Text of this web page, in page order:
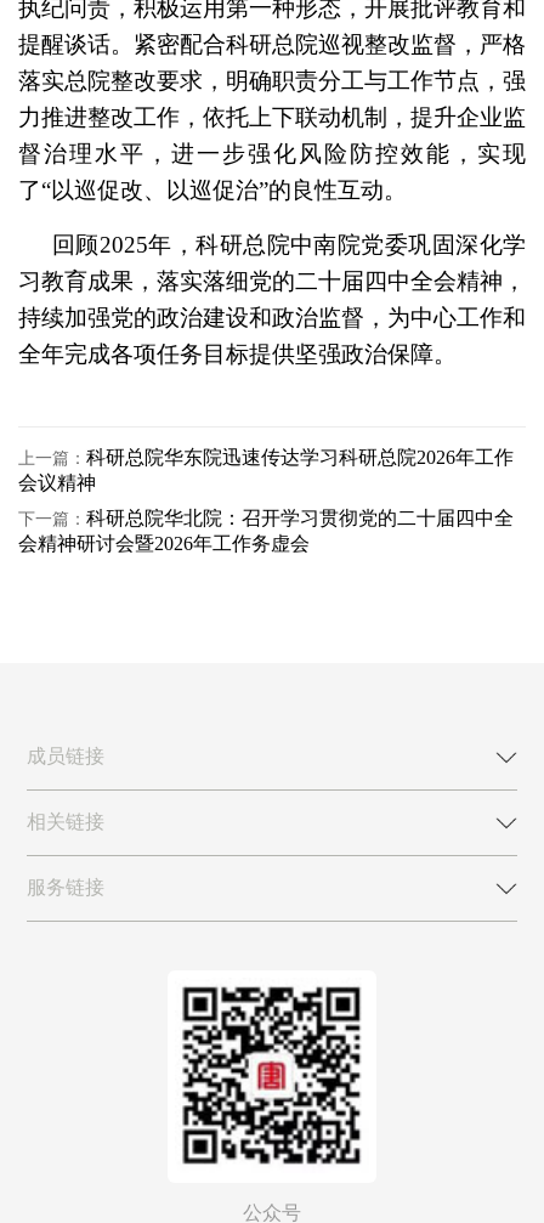
执纪问责，积极运用第一种形态，开展批评教育和
提醒谈话。紧密配合科研总院巡视整改监督，严格
落实总院整改要求，明确职责分工与工作节点，强
力推进整改工作，依托上下联动机制，提升企业监
督治理水平，进一步强化风险防控效能，实现
了“以巡促改、以巡促治”的良性互动。
回顾2025年，科研总院中南院党委巩固深化学
习教育成果，落实落细党的二十届四中全会精神，
持续加强党的政治建设和政治监督，为中心工作和
全年完成各项任务目标提供坚强政治保障。
上一篇： 科研总院华东院迅速传达学习科研总院2026年工作
会议精神
下一篇： 科研总院华北院：召开学习贯彻党的二十届四中全
会精神研讨会暨2026年工作务虚会
公众号
成员链接
相关链接
服务链接